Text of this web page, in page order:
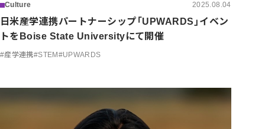
Culture 2025.08.04
日米産学連携パートナーシップ「UPWARDS」イベン
トをBoise State Universityにて開催
#産学連携#STEM #UPWARDS